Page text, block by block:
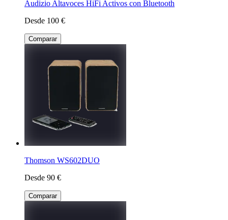
Audizio Altavoces HiFi Activos con Bluetooth
Desde 100 €
Comparar
Thomson WS602DUO
Desde 90 €
Comparar